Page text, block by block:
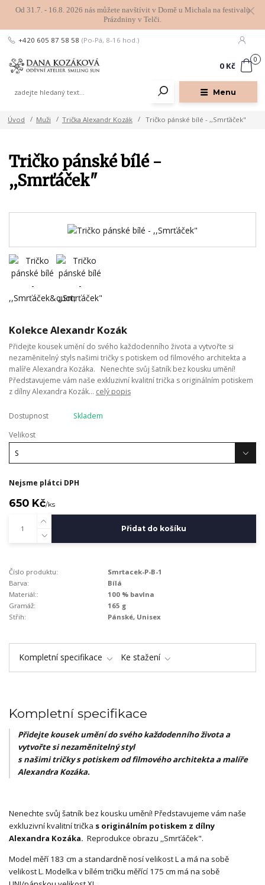
Od 31.7. - 16.8. 2026 nás můžete navštívit v Domě u Michala na festivalu
Prázdniny v Telči.
Menu
+420 605 87 58 58 (Po-Pá, 8-16 hod.)
0
0 Kč
Úvod Muži Trička Alexandr Kozák Tričko pánské bílé - ,,Smrťáček"
Tričko pánské bílé -
,,Smrťáček"
Kolekce Alexandr Kozák
Přidejte kousek umění do svého každodenního života a vytvořte si
nezaměnitelný styls našimi tričky s potiskem od filmového architekta a
malíře Alexandra Kozáka. Nenechte svůj šatník bez kousku umění!
Představujeme vám naše exkluzivní kvalitní trička s originálním potiskem
z dílny Alexandra Kozák... celý popis
Dostupnost
Skladem
Velikost
Nejsme plátci DPH
650 Kč/ks
Přidat do košíku
Číslo produktu:
Smrtacek-P-B-1
Barva:
Bílá
Materiál::
100 % bavlna
Gramáž:
165 g
Střih:
Pánské, Unisex
Kompletní specifikace Ke stažení
Kompletní specifikace
Přidejte kousek umění do svého každodenního života a
vytvořte si nezaměnitelný styl
s našimi tričky s potiskem od filmového architekta a malíře
Alexandra Kozáka.
Nenechte svůj šatník bez kousku umění! Představujeme vám naše
exkluzivní kvalitní trička s originálním potiskem z dílny
Alexandra Kozáka. Reprodukce obrazu ,,Smrťáček".
Model měří 183 cm a standardně nosí velikost L a má na sobě
velikost L. Modelka v bílém tričku měřící 175 cm má na sobě